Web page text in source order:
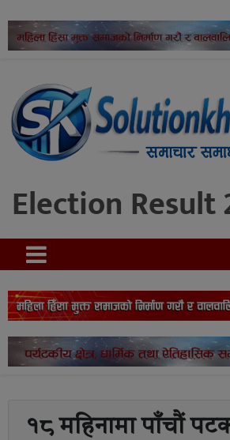
Election Result
१८ महिनामा पाँचौं